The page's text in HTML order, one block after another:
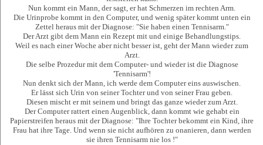
Nun kommt ein Mann, der sagt, er hat Schmerzen im rechten Arm.
Die Urinprobe kommt in den Computer, und wenig später kommt unten ein
Zettel heraus mit der Diagnose: "Sie haben einen Tennisarm."
Der Arzt gibt dem Mann ein Rezept mit und einige Behandlungstips.
Weil es nach einer Woche aber nicht besser ist, geht der Mann wieder zum
Arzt.
Die selbe Prozedur mit dem Computer- und wieder ist die Diagnose
'Tennisarm'!
Nun denkt sich der Mann, ich werde dem Computer eins auswischen.
Er lässt sich Urin von seiner Tochter und von seiner Frau geben.
Diesen mischt er mit seinem und bringt das ganze wieder zum Arzt.
Der Computer rattert einen Augenblick, dann kommt wie gehabt ein
Papierstreifen heraus mit der Diagnose: "Ihre Tochter bekommt ein Kind, ihre
Frau hat ihre Tage. Und wenn sie nicht aufhören zu onanieren, dann werden
sie ihren Tennisarm nie los !"